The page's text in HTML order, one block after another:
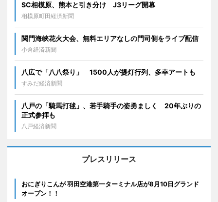
SC相模原、熊本と引き分け J3リーグ開幕
相模原町田経済新聞
関門海峡花火大会、無料エリアなしの門司側をライブ配信
小倉経済新聞
八広で「八八祭り」 1500人が提灯行列、多幸アートも
すみだ経済新聞
八戸の「騎馬打毬」、若手騎手の姿勇ましく 20年ぶりの
正式参拝も
八戸経済新聞
プレスリリース
おにぎりこんが 羽田空港第一ターミナル店が8月10日グランド
オープン！！